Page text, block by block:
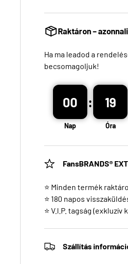
Raktáron –
Ha ma leadod a
becsomagoljuk!
00
Nap
: 19
Óra
FansBRANDS®
⭐ Minden termék
⭐ 180 napos
⭐ V.I.P. tagság (exkluzív
Szállítás